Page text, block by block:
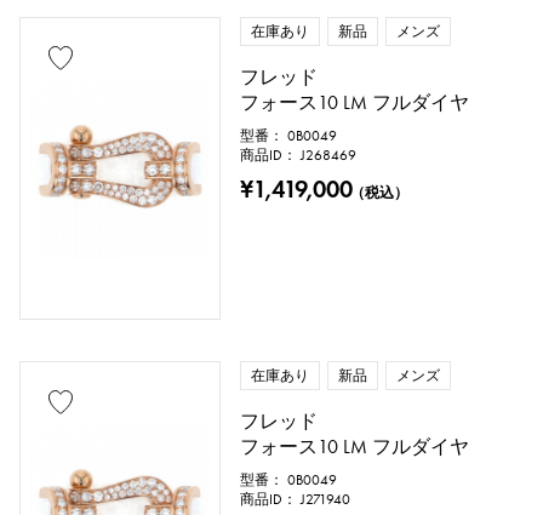
在庫あり 新品 メンズ
フレッド
フォース10 LM フルダイヤ
型番： 0B0049
商品ID： J268469
¥1,419,000（税込）
在庫あり 新品 メンズ
フレッド
フォース10 LM フルダイヤ
型番： 0B0049
商品ID： J271940